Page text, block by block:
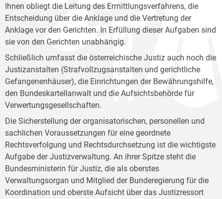
Ihnen obliegt die Leitung des Ermittlungsverfahrens, die
Entscheidung über die Anklage und die Vertretung der
Anklage vor den Gerichten. In Erfüllung dieser Aufgaben sind
sie von den Gerichten unabhängig.
Schließlich umfasst die österreichische Justiz auch noch die
Justizanstalten (Strafvollzugsanstalten und gerichtliche
Gefangenenhäuser), die Einrichtungen der Bewährungshilfe,
den Bundeskartellanwalt und die Aufsichtsbehörde für
Verwertungsgesellschaften.
Die Sicherstellung der organisatorischen, personellen und
sachlichen Voraussetzungen für eine geordnete
Rechtsverfolgung und Rechtsdurchsetzung ist die wichtigste
Aufgabe der Justizverwaltung. An ihrer Spitze steht die
Bundesministerin für Justiz, die als oberstes
Verwaltungsorgan und Mitglied der Bunderegierung für die
Koordination und oberste Aufsicht über das Justizressort